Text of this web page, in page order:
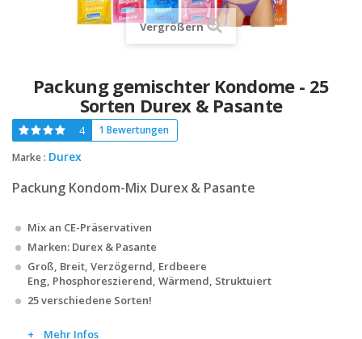
Vergrößern
Packung gemischter Kondome - 25
Sorten Durex & Pasante
4
1 Bewertungen
Marke : Durex
Packung Kondom-Mix Durex & Pasante
Mix an CE-Präservativen
Marken: Durex & Pasante
Groß, Breit, Verzögernd, Erdbeere
Eng, Phosphoreszierend, Wärmend, Struktuiert
25 verschiedene Sorten!
Mehr Infos